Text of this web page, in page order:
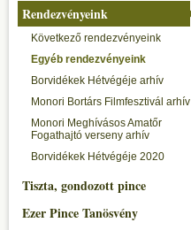
Rendezvényeink
Következő rendezvényeink
Egyéb rendezvényeink
Borvidékek Hétvégéje arhív
Monori Bortárs Filmfesztivál arhív
Monori Meghívásos Amatőr
Fogathajtó verseny arhív
Borvidékek Hétvégéje 2020
Tiszta, gondozott pince
Ezer Pince Tanösvény